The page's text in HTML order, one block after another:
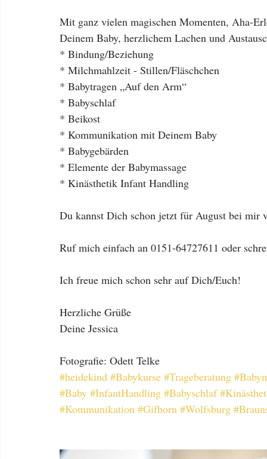
Mit ganz vielen magischen Momenten, Aha-
Deinem Baby, herzlichem Lachen und
* Bindung/Beziehung
* Milchmahlzeit - Stillen/Fläschchen
* Babytragen „Auf den Arm“
* Babyschlaf
* Beikost
* Kommunikation mit Deinem Baby
* Babygebärden
* Elemente der Babymassage
* Kinästhetik Infant Handling
Du kannst Dich schon jetzt für August bei mir
Ruf mich einfach an 0151-64727611 oder
Ich freue mich schon sehr auf Dich/Euch!
Herzliche Grüße
Deine Jessica
Fotografie: Odett Telke
#heidekind #Babykurse #Trageberatung
#Baby #InfantHandling #Babyschlaf
#Kommunikation #Gifhorn #Wolfsburg